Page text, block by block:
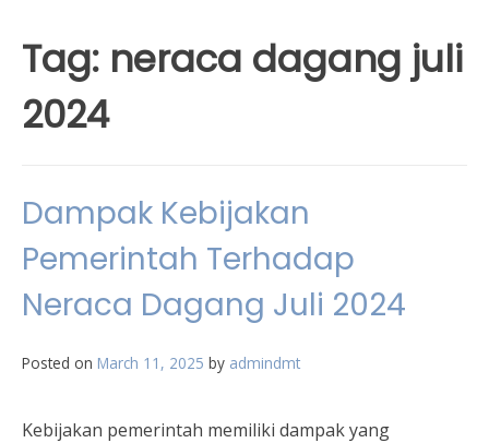
Tag: neraca dagang juli
2024
Dampak Kebijakan
Pemerintah Terhadap
Neraca Dagang Juli 2024
Posted on March 11, 2025 by admindmt
Kebijakan pemerintah memiliki dampak yang